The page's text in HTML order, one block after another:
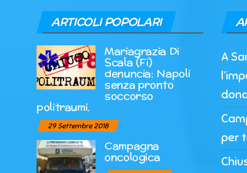
ARTICOLI POPOLARI
Mariagrazia Di
Scala (Fi)
denuncia: Napoli
senza pronto
soccorso
politraumi.
29 Settembre 2018
Campagna
oncologica
A
per